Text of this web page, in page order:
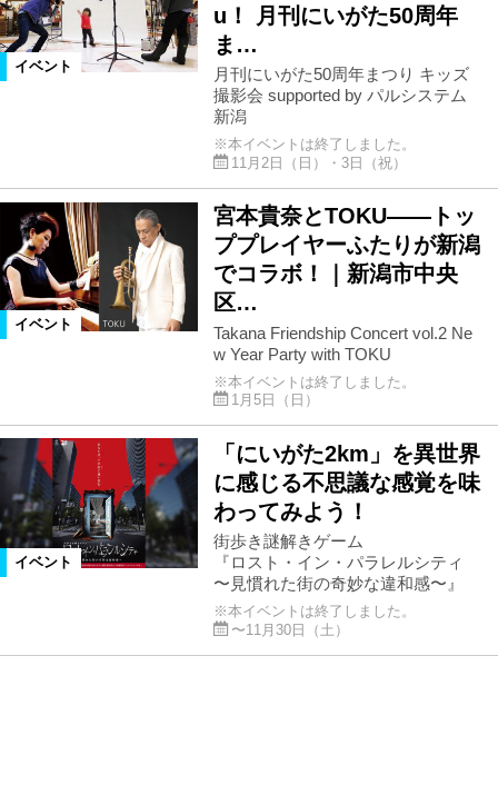
イベント
u！ 月刊にいがた50周年
ま…
月刊にいがた50周年まつり キッズ
撮影会 supported by パルシステム
新潟
※本イベントは終了しました。
11月2日（日）・3日（祝）
イベント
宮本貴奈とTOKU――トッ
ププレイヤーふたりが新潟
でコラボ！｜新潟市中央
区…
Takana Friendship Concert vol.2 Ne
w Year Party with TOKU
※本イベントは終了しました。
1月5日（日）
イベント
「にいがた2km」を異世界
に感じる不思議な感覚を味
わってみよう！
街歩き謎解きゲーム
『ロスト・イン・パラレルシティ
〜見慣れた街の奇妙な違和感〜』
※本イベントは終了しました。
〜11月30日（土）